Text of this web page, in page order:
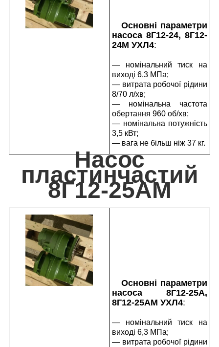
Основні параметри
насоса 8Г12-24, 8Г12-
24М УХЛ4:
— номінальний тиск на
виході 6,3 МПа;
— витрата робочої рідини
8/70 л/хв;
— номінальна частота
обертання 960 об/хв;
— номінальна потужність
3,5 кВт;
— вага не більш ніж 37 кг.
Насос
пластинчастий
8Г12-25АМ
Основні параметри
насоса 8Г12-25А,
8Г12-25АМ УХЛ4:
— номінальний тиск на
виході 6,3 МПа;
— витрата робочої рідини